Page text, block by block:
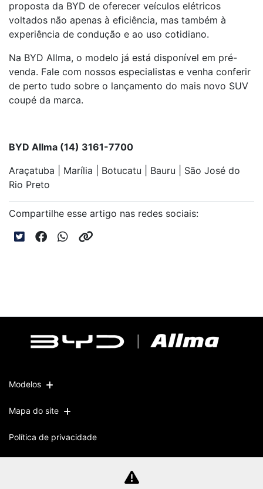
proposta da BYD de oferecer veículos elétricos
voltados não apenas à eficiência, mas também à
experiência de condução e ao uso cotidiano.
Na BYD Allma, o modelo já está disponível em pré-
venda. Fale com nossos especialistas e venha conferir
de perto tudo sobre o lançamento do mais novo SUV
coupé da marca.
BYD Allma (14) 3161-7700
Araçatuba | Marília | Botucatu | Bauru | São José do
Rio Preto
Compartilhe esse artigo nas redes sociais:
Modelos
Mapa do site
Política de privacidade
CNPJ: 51.572.871/0004-63